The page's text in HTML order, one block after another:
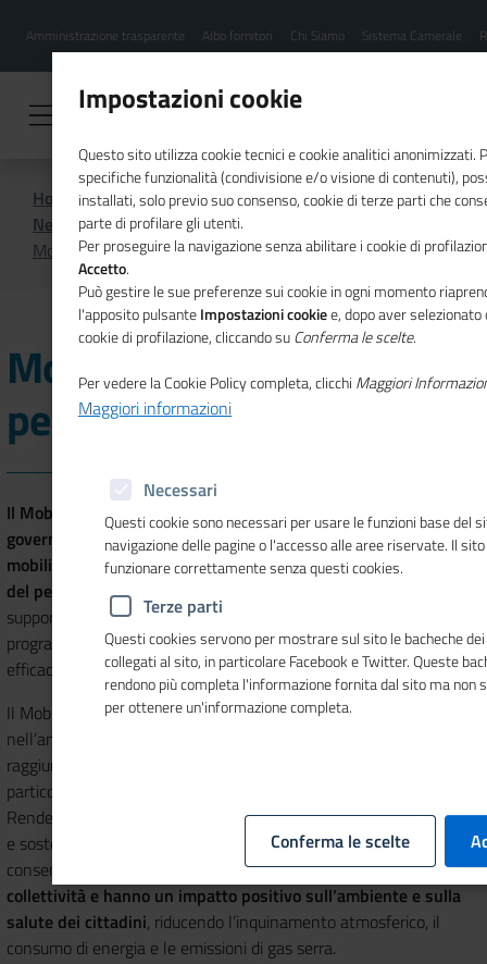
contenuto
Menu
hamburgher
Amministrazione trasparente Albo fornitori Chi Siamo Sistema Camerale
Home CSR
Comunicazione
News di CSR
Mobility Manager: un percorso formativo
Mobility Manager: un
percorso formativo
Il Mobility Manager aziendale è una figura specializzata nel
governo della domanda di mobilità e nella promozione della
mobilità sostenibile nell’ambito degli spostamenti casa-lavoro
del personale dell’impresa.
supporto professionale alle attività nella decisione, pianificazione,
programmazione, gestione e promozione di soluzioni ottimali ed
efficaci in tema di mobilità sostenibile.
Il Mobility manager è una figura professionale riconosciuta
nell’ambito della
raggiungimento degli obiettivi di
particolare, partecipa al Sustainability Goal 11 - SGD11 -
Rendere le città e gli insediamenti umani inclusivi, sicuri, resilienti
e sostenibili. Gli interventi che contribuisce a implementare
consentono una
ottimizzazione dei costi per le imprese e per la
collettività e hanno un impatto positivo sull’ambiente e sulla
salute dei cittadini, riducendo l’inquinamento atmosferico, il
consumo di energia e le emissioni di gas serra.
Impostazioni cookie
Questo sito utilizza cookie tecnici e cookie analitici anonimizzati.
specifiche funzionalità (condivisione e/o visione di contenuti),
installati, solo previo suo consenso, cookie di terze parti che
parte di profilare gli utenti.
Per proseguire la navigazione senza abilitare i cookie di
Accetto.
Può gestire le sue preferenze sui cookie in ogni momento
l'apposito pulsanteImpostazioni cookiee, dopo aver
cookie di profilazione, cliccando suConferma le scelte.
Per vedere la Cookie Policy completa, clicchi Maggiori
Maggiori informazioni
Necessari
Questi cookie sono necessari per usare le funzioni base del
navigazione delle pagine o l'accesso alle aree riservate. Il
funzionare correttamente senza questi cookies.
Terze parti
Questi cookies servono per mostrare sul sito le bacheche
collegati al sito, in particolare Facebook e Twitter. Queste
rendono più completa l'informazione fornita dal sito ma non
per ottenere un'informazione completa.
Conferma le scelte